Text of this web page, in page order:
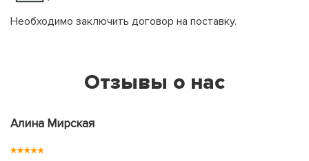
Необходимо заключить договор на поставку.
Отзывы о нас
Алина Мирская